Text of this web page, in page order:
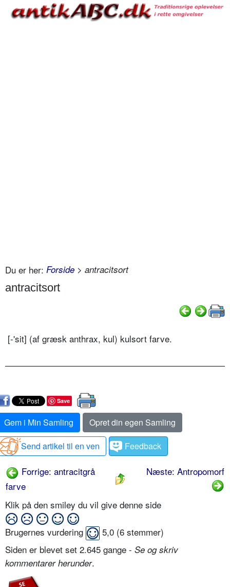
Du er her: Forside > antracitsort
antracitsort
[-'sit] (af græsk anthrax, kul) kulsort farve.
Save
Gem i Min Samling
Opret din egen Samling
Send artikel til en ven
Feedback
Forrige: antracitgrå
farve
Næste: Antropomorf
Klik på den smiley du vil give denne side
Brugernes vurdering 5,0 (6 stemmer)
Siden er blevet set 2.645 gange - Se og skriv
kommentarer herunder.